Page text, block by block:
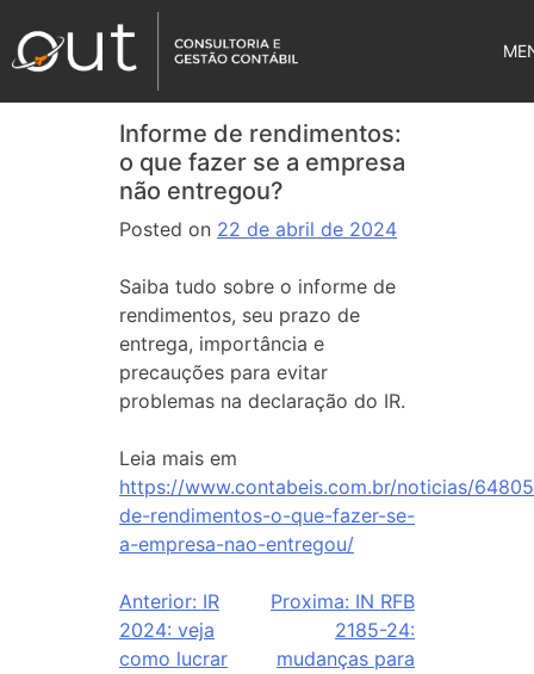
Informe de rendimentos:
o que fazer se a empresa
não entregou?
Posted on 22 de abril de 2024
Saiba tudo sobre o informe de
rendimentos, seu prazo de
entrega, importância e
precauções para evitar
problemas na declaração do IR.
Leia mais em
https://www.contabeis.com.br/noticias/
de-rendimentos-o-que-fazer-se-
a-empresa-nao-entregou/
Anterior: IR
2024: veja
como lucrar
Proxima: IN RFB
2185-24:
mudanças para